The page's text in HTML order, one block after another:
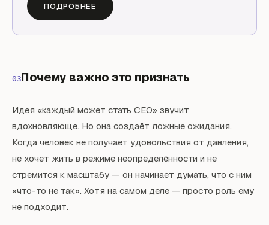
ПОДРОБНЕЕ
03Почему важно это признать
Идея «каждый может стать CEO» звучит
вдохновляюще. Но она создаёт ложные ожидания.
Когда человек не получает удовольствия от давления,
не хочет жить в режиме неопределённости и не
стремится к масштабу — он начинает думать, что с ним
«что-то не так». Хотя на самом деле — просто роль ему
не подходит.